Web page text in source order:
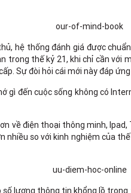
hệ thống đánh giá được
trong thế kỷ 21, khi chỉ cần với
Sự đòi hỏi cái mới này đáp
gì đến cuộc sống không có
về điện thoại thông minh,
so với kinh nghiệm của
lượng thông tin khổng lồ